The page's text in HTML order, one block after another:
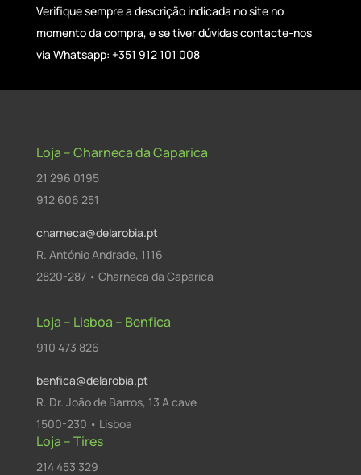
Verifique sempre a descrição indicada no site no
momento da compra, e se tiver dúvidas contacte-nos
via Whatsapp: +351 912 101 008
Loja – Charneca da Caparica
21 296 0195
912 606 251
charneca@delarobia.pt
R. António Andrade, 1116
2820-287 • Charneca da Caparica
Loja – Lisboa – Benfica
910 473 826
benfica@delarobia.pt
R. Dr. João de Barros, 13 A cave
1500-230 • Lisboa
Loja – Tires
214 453 329